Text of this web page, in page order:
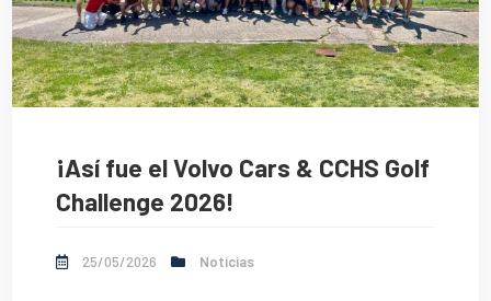
¡Así fue el Volvo Cars & CCHS Golf
Challenge 2026!
25/05/2026 Noticias